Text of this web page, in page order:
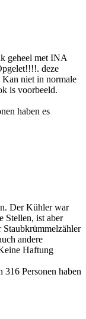
geheel met INA
deze
Kan niet in normale
is voorbeeld.
haben es
Der Kühler war
Stellen, ist aber
andere
Haftung
316 Personen haben